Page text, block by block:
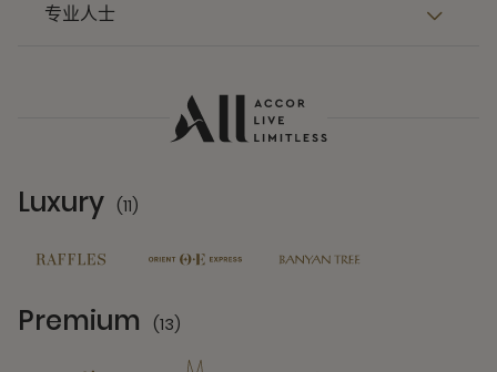
专业人士
Luxury (11)
Premium (13)